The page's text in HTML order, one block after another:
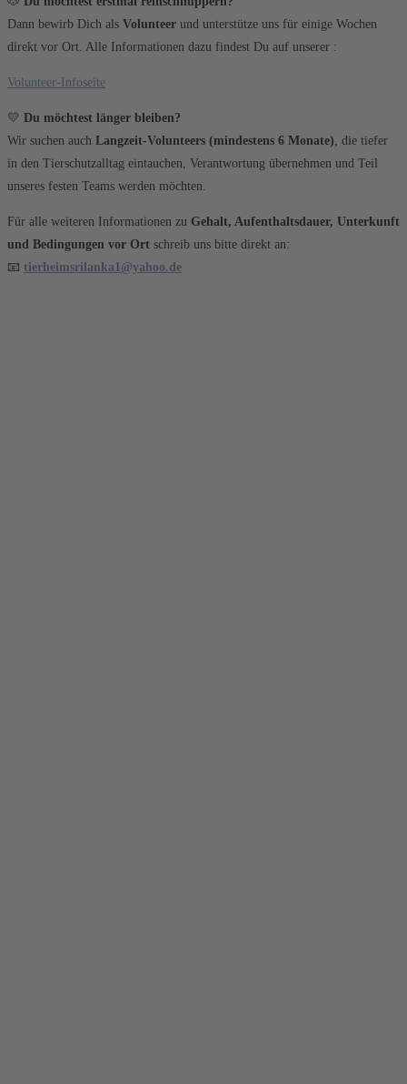
Dann bewirb Dich als Volunteer und unterstütze uns für einige Wochen
direkt vor Ort. Alle Informationen dazu findest Du auf unserer :
Volunteer-Infoseite
💛 Du möchtest länger bleiben?
Wir suchen auch Langzeit-Volunteers (mindestens 6 Monate), die tiefer
in den Tierschutzalltag eintauchen, Verantwortung übernehmen und Teil
unseres festen Teams werden möchten.
Für alle weiteren Informationen zu Gehalt, Aufenthaltsdauer, Unterkunft
und Bedingungen vor Ort schreib uns bitte direkt an:
📧 tierheimsrilanka1@yahoo.de